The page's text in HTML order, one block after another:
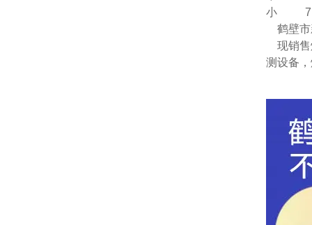
小
鹤壁市
现销售
测设备